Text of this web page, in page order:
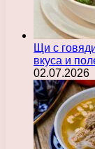
Щи с
вкуса и
02.07.2026